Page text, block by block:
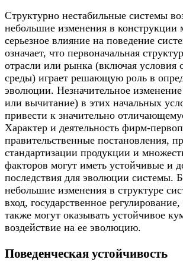
Структурно нестабильные системы
небольшие изменения в конструкции
серьезное влияние на поведение
означает, что первоначальная
отрасли или рынка (включая
среды) играет решающую роль в
эволюции. Незначительное
или вычитание) в этих начальных
привести к значительно
Характер и деятельность фирм-
правительственные постановления,
стандартизации продукции и
факторов могут иметь устойчивые и
последствия для эволюции системы.
небольшие изменения в структуре
вход, государственное
также могут оказывать устойчивое
воздействие на ее эволюцию.
Поведенческая устойчивость